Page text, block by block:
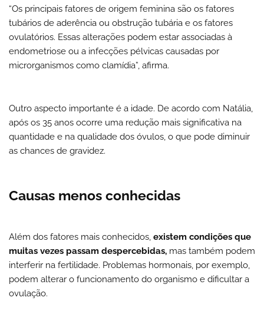
“Os principais fatores de origem feminina são os fatores
tubários de aderência ou obstrução tubária e os fatores
ovulatórios. Essas alterações podem estar associadas à
endometriose ou a infecções pélvicas causadas por
microrganismos como clamídia”, afirma.
Outro aspecto importante é a idade. De acordo com Natália,
após os 35 anos ocorre uma redução mais significativa na
quantidade e na qualidade dos óvulos, o que pode diminuir
as chances de gravidez.
Causas menos conhecidas
Além dos fatores mais conhecidos, existem condições que
muitas vezes passam despercebidas, mas também podem
interferir na fertilidade. Problemas hormonais, por exemplo,
podem alterar o funcionamento do organismo e dificultar a
ovulação.